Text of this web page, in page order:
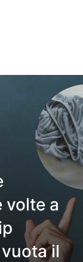
volte a
il